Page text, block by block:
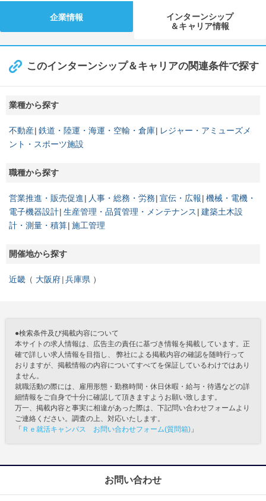
企業情報
インターンシップ
＆キャリア情報
このインターンシップ＆キャリアの関連条件で探す
業種から探す
不動産 鉄道・陸運・海運・空輸・倉庫
レジャー・アミューズメ
ント・スポーツ施設
職種から探す
営業推進・販売促進 人事・総務・労務 宣伝・広報 機械・電機・
電子機器設計 生産管理・品質管理・メンテナンス
建築土木設
計・測量・積算 施工管理
開催地から探す
近畿 大阪府 兵庫県
●検索条件及び掲載内容について
本サイトの求人情報は、広告主の責任に基づき情報を掲載しています。正
確で詳しい求人情報を目指し、 弊社による掲載内容の確認を随時行って
おりますが、掲載情報の内容についてすべてを保証しているわけではあり
ません。
就職活動の際には、雇用形態・勤務時間・休日休暇・給与・待遇などの詳
細情報をご自身で十分に確認して頂きますようお願い致します。
万一、掲載内容と事実に相違があった際は、下記問い合わせフォームより
ご連絡ください。調査の上、対応いたします。
「 Ｒｅ就活キャンパス お問い合わせフォーム(質問箱) 」
お問い合わせ